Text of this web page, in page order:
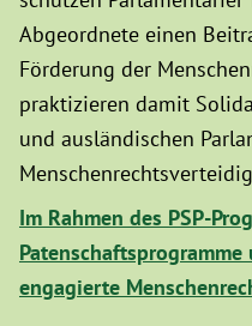
Abgeordnete einen
Förderung der
praktizieren damit
und ausländischen
Im Rahmen des PSP-
engagierte